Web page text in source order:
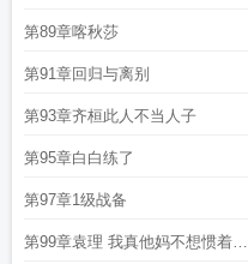
第89章喀秋莎
第91章回归与离别
第93章齐桓此人不当人子
第95章白白练了
第97章1级战备
第99章袁理 我真他妈不想惯着你